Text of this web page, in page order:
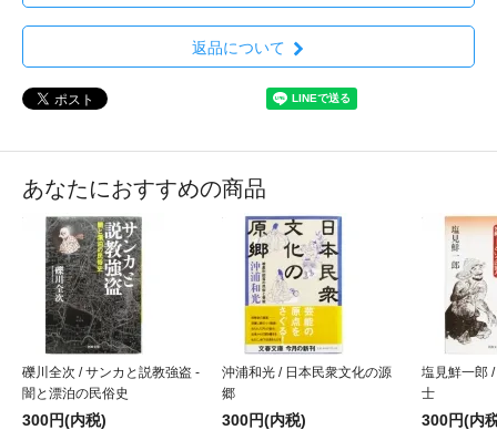
返品について
あなたにおすすめの商品
礫川全次 / サンカと説教強盗 -
闇と漂泊の民俗史
300円(内税)
沖浦和光 / 日本民衆文化の源
郷
300円(内税)
塩見鮮一郎
士
300円(内